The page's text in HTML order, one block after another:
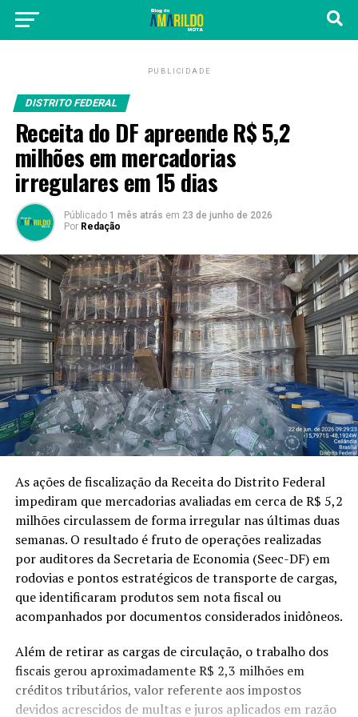
PUBLICIDADE
DISTRITO FEDERAL
Receita do DF apreende R$ 5,2
milhões em mercadorias
irregulares em 15 dias
Públicado 1 mês atrás em 23 de junho de 2026
Por Redação
As ações de fiscalização da Receita do Distrito Federal
impediram que mercadorias avaliadas em cerca de R$ 5,2
milhões circulassem de forma irregular nas últimas duas
semanas. O resultado é fruto de operações realizadas
por auditores da Secretaria de Economia (Seec-DF) em
rodovias e pontos estratégicos de transporte de cargas,
que identificaram produtos sem nota fiscal ou
acompanhados por documentos considerados inidôneos.
Além de retirar as cargas de circulação, o trabalho dos
fiscais gerou aproximadamente R$ 2,3 milhões em
créditos tributários, valor referente aos impostos
devidos acrescidos de multas e juros aplicados em razão